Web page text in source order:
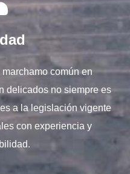
común en
delicados no siempre es
a la legislación vigente
con experiencia y